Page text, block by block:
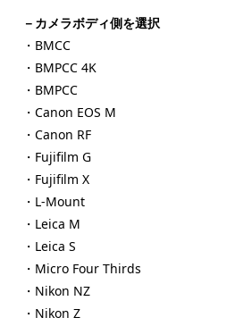
－カメラボディ側を選択
・BMCC
・BMPCC 4K
・BMPCC
・Canon EOS M
・Canon RF
・Fujifilm G
・Fujifilm X
・L-Mount
・Leica M
・Leica S
・Micro Four Thirds
・Nikon NZ
・Nikon Z